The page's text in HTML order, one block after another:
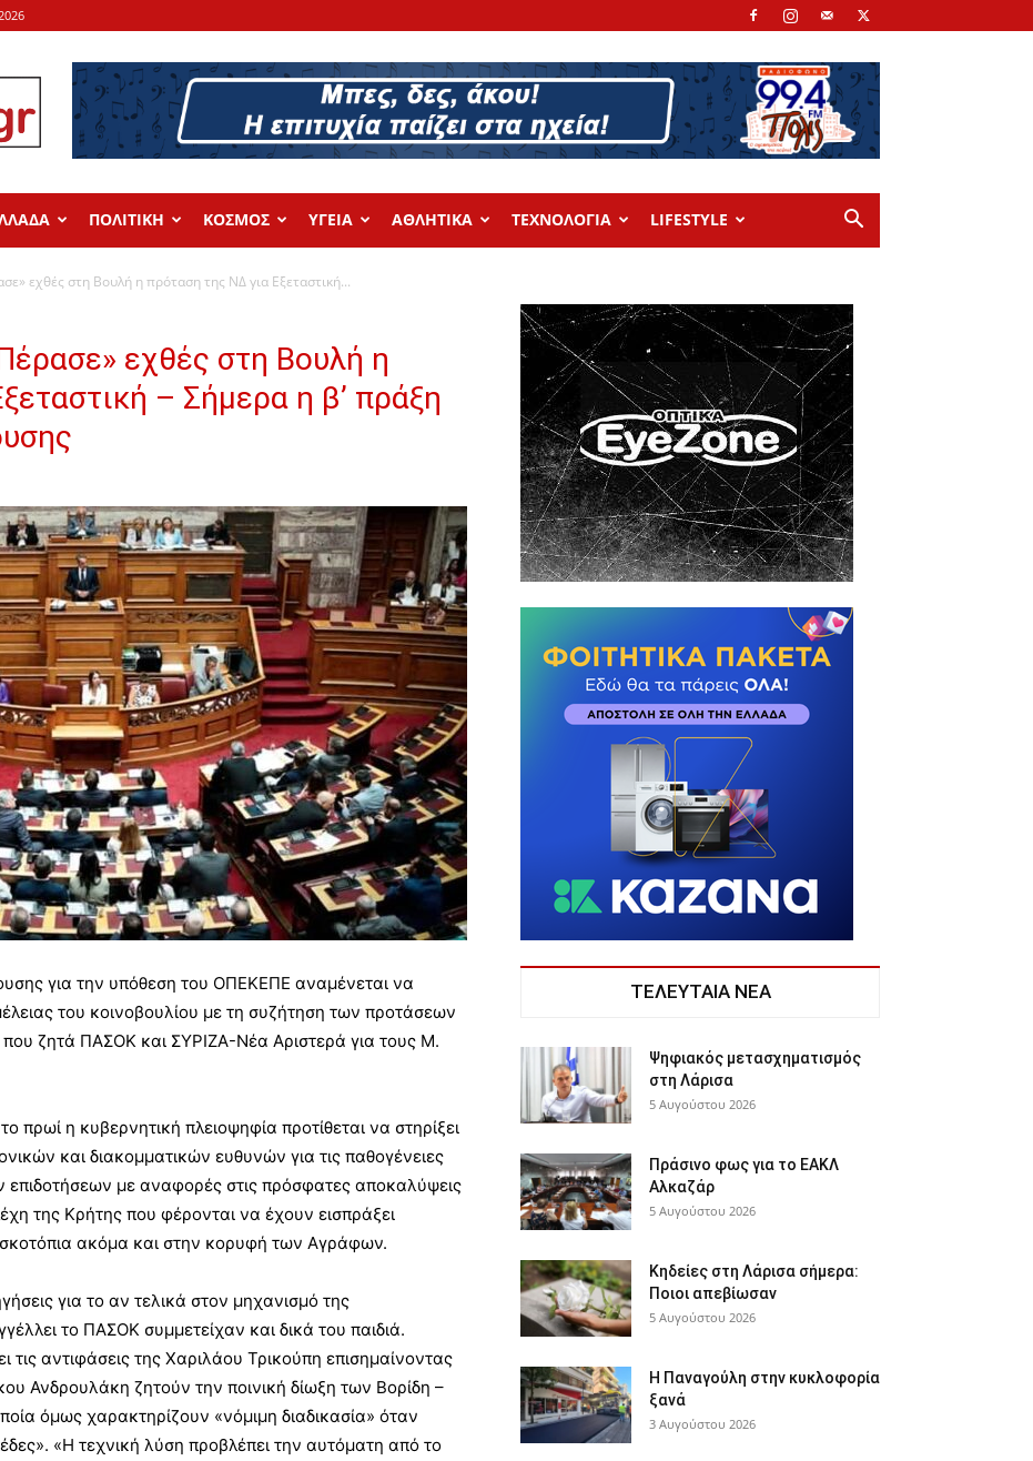
ΠΟΛΙΤΙΚΗ ΚΟΣΜΟΣ ΥΓΕΙΑ ΑΘΛΗΤΙΚΑ ΤΕΧΝΟΛΟΓΙΑ LIFESTYLE
εχθές στη Βουλή η πρόταση της ΝΔ για Εξεταστική...
εχθές στη Βουλή η
– Σήμερα η β’ πράξη
για την υπόθεση του ΟΠΕΚΕΠΕ αναμένεται να
του κοινοβουλίου με τη συζήτηση των προτάσεων
που ζητά ΠΑΣΟΚ και ΣΥΡΙΖΑ-Νέα Αριστερά για τους Μ.
πρωί η κυβερνητική πλειοψηφία προτίθεται να στηρίξει
και διακομματικών ευθυνών για τις παθογένειες
με αναφορές στις πρόσφατες αποκαλύψεις
της Κρήτης που φέρονται να έχουν εισπράξει
ακόμα και στην κορυφή των Αγράφων.
για το αν τελικά στον μηχανισμό της
το ΠΑΣΟΚ συμμετείχαν και δικά του παιδιά.
αντιφάσεις της Χαριλάου Τρικούπη επισημαίνοντας
Ανδρουλάκη ζητούν την ποινική δίωξη των Βορίδη –
όμως χαρακτηρίζουν «νόμιμη διαδικασία» όταν
«Η τεχνική λύση προβλέπει την αυτόματη από το
ΤΕΛΕΥΤΑΙΑ ΝΕΑ
Ψηφιακός μετασχηματισμός
στη Λάρισα
5 Αυγούστου 2026
Πράσινο φως για το ΕΑΚΛ
Αλκαζάρ
5 Αυγούστου 2026
Κηδείες στη Λάρισα σήμερα:
Ποιοι απεβίωσαν
5 Αυγούστου 2026
Η Παναγούλη στην κυκλοφορία
ξανά
3 Αυγούστου 2026